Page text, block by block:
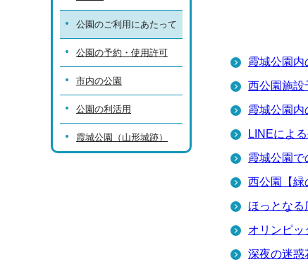
霞城公園内
西公園施設
霞城公園内
LINEによ
霞城公園で
西公園【緑
ほっとなる
オリンピッ
深夜の迷惑
公園のご利用にあたって
公園の予約・使用許可
市内の公園
公園の利活用
霞城公園（山形城跡）